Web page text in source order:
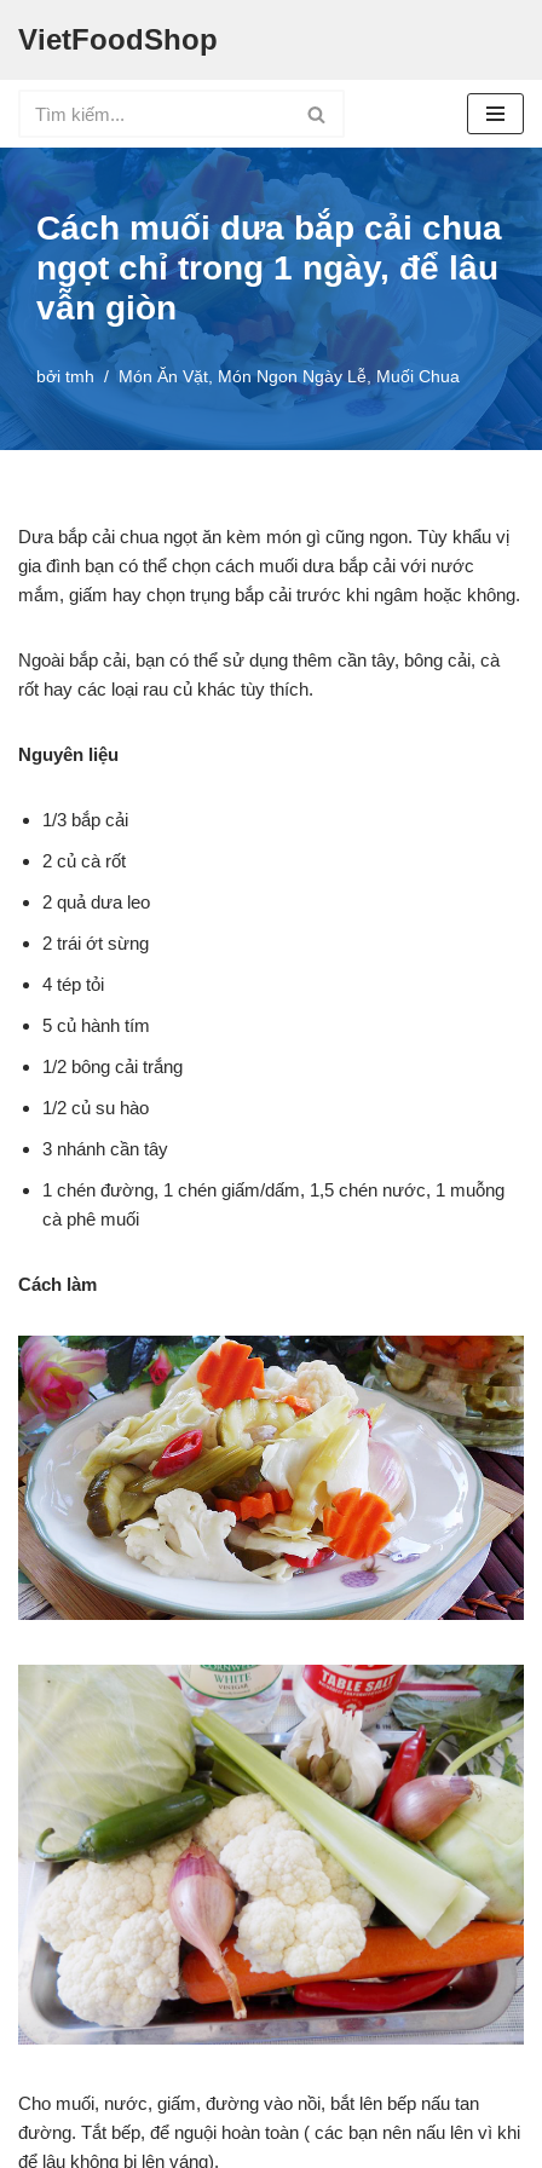
nội
dung
VietFoodShop
Cách muối dưa bắp cải chua
ngọt chỉ trong 1 ngày, để lâu
vẫn giòn
bởi tmh Món Ăn Vặt, Món Ngon Ngày Lễ, Muối Chua
Dưa bắp cải chua ngọt ăn kèm món gì cũng ngon. Tùy khẩu vị
gia đình bạn có thể chọn cách muối dưa bắp cải với nước
mắm, giấm hay chọn trụng bắp cải trước khi ngâm hoặc không.
Ngoài bắp cải, bạn có thể sử dụng thêm cần tây, bông cải, cà
rốt hay các loại rau củ khác tùy thích.
Nguyên liệu
1/3 bắp cải
2 củ cà rốt
2 quả dưa leo
2 trái ớt sừng
4 tép tỏi
5 củ hành tím
1/2 bông cải trắng
1/2 củ su hào
3 nhánh cần tây
1 chén đường, 1 chén giấm/dấm, 1,5 chén nước, 1 muỗng
cà phê muối
Cách làm
Cho muối, nước, giấm, đường vào nồi, bắt lên bếp nấu tan
đường. Tắt bếp, để nguội hoàn toàn ( các bạn nên nấu lên vì khi
để lâu không bị lên váng).